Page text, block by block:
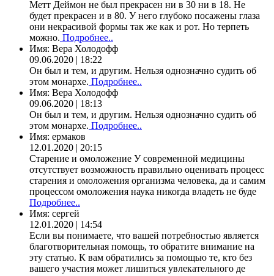
Метт Деймон не был прекрасен ни в 30 ни в 18. Не
будет прекрасен и в 80. У него глубоко посажены глаза
они некрасивой формы так же как и рот. Но терпеть
можно. Подробнее..
Имя: Вера Холодофф
09.06.2020 | 18:22
Он был и тем, и другим. Нельзя однозначно судить об
этом монархе. Подробнее..
Имя: Вера Холодофф
09.06.2020 | 18:13
Он был и тем, и другим. Нельзя однозначно судить об
этом монархе. Подробнее..
Имя: ермаков
12.01.2020 | 20:15
Старение и омоложение У современной медицины
отсутствует возможность правильно оценивать процесс
старения и омоложения организма человека, да и самим
процессом омоложения наука никогда владеть не буде
Подробнее..
Имя: сергей
12.01.2020 | 14:54
Если вы понимаете, что вашей потребностью является
благотворительная помощь, то обратите внимание на
эту статью. К вам обратились за помощью те, кто без
вашего участия может лишиться увлекательного де